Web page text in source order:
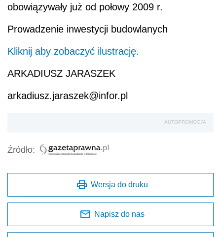
obowiązywały już od połowy 2009 r.
Prowadzenie inwestycji budowlanych
Kliknij aby zobaczyć ilustrację.
ARKADIUSZ JARASZEK
arkadiusz.jaraszek@infor.pl
AUTOPROMOCJA
Źródło:
Wersja do druku
Napisz do nas